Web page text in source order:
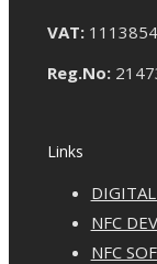
VAT:
Reg.No:
Links
NFC
NFC